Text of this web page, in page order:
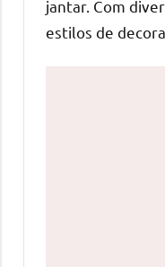
jantar. Com
estilos de